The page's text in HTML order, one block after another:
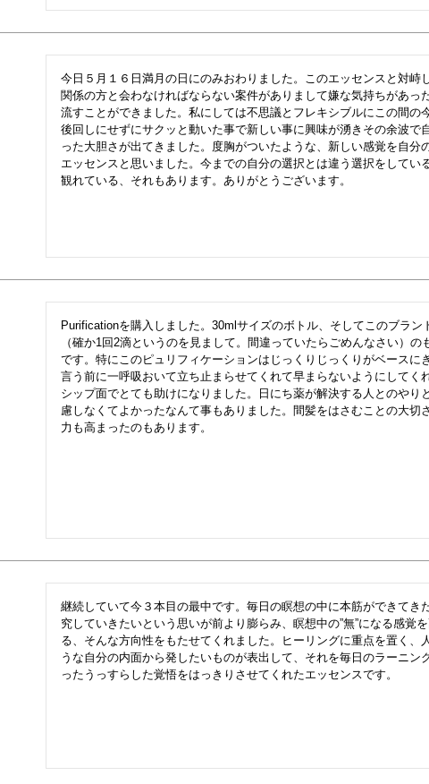
今日５月１６日満月の日にのみおわりました。このエッセンスと対峙
関係の方と会わなければならない案件がありまして嫌な気持ちがあっ
流すことができました。私にしては不思議とフレキシブルにこの間の
後回しにせずにサクッと動いた事で新しい事に興味が湧きその余波で
った大胆さが出てきました。度胸がついたような、新しい感覚を自
エッセンスと思いました。今までの自分の選択とは違う選択をして
観れている、それもあります。ありがとうございます。
Purificationを購入しました。30mlサイズのボトル、そしてこのブラ
（確か1回2滴というのを見まして。間違っていたらごめんなさい）
です。特にこのピュリフィケーションはじっくりじっくりがベースに
言う前に一呼吸おいて立ち止まらせてくれて早まらないようにしてく
シップ面でとても助けになりました。日にち薬が解決する人とのやり
慮しなくてよかったなんて事もありました。間髪をはさむことの大
力も高まったのもあります。
継続していて今３本目の最中です。毎日の瞑想の中に本筋ができてき
究していきたいという思いが前より膨らみ、瞑想中の”無”になる感覚
る、そんな方向性をもたせてくれました。ヒーリングに重点を置く、
うな自分の内面から発したいものが表出して、それを毎日のラーニ
ったうっすらした覚悟をはっきりさせてくれたエッセンスです。